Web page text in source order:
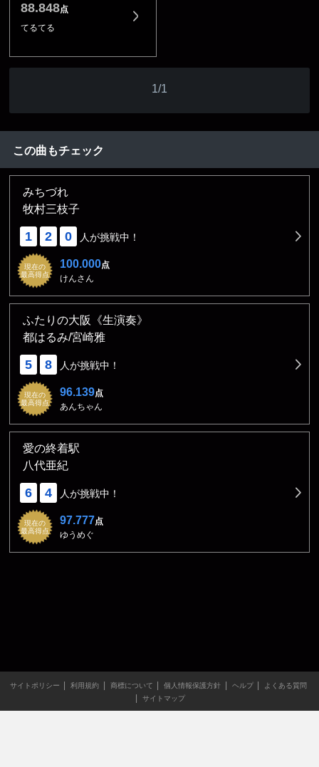
88.848点
てるてる
1/1
この曲もチェック
みちづれ
牧村三枝子
1 2 0 人が挑戦中！
現在の
最高得点
100.000点
けんさん
ふたりの大阪《生演奏》
都はるみ/宮崎雅
5 8 人が挑戦中！
現在の
最高得点
96.139点
あんちゃん
愛の終着駅
八代亜紀
6 4 人が挑戦中！
現在の
最高得点
97.777点
ゆうめぐ
サイトポリシー 利用規約 商標について 個人情報保護方針 ヘルプ
よくある質問
サイトマップ